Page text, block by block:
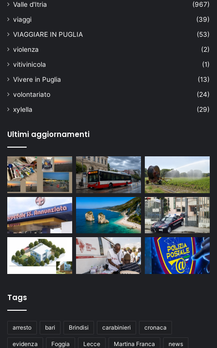
Valle d'Itria
(967)
viaggi
(39)
VIAGGIARE IN PUGLIA
(53)
violenza
(2)
vitivinicola
(1)
Vivere in Puglia
(13)
volontariato
(24)
xylella
(29)
Ultimi aggiornamenti
Tags
arresto bari Brindisi carabinieri cronaca
evidenza Foggia Lecce Martina Franca news